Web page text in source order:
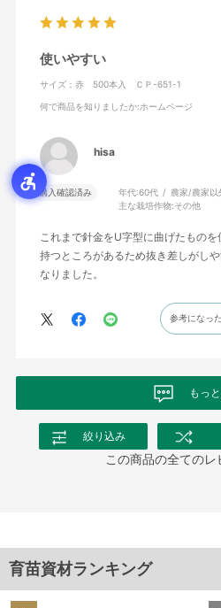
使いやすい
サイズ：赤 500本入 ＣＰ-651-1
何で商品を知りましたか:ホームページ
hisa
購入確認済み 年代:60代 農家/農家以
主な栽培作物:その他
これまで針金をU字型に曲げたもの
持つところがあるため抜き差しがし
なりました。
参考になった
もっ
絞り込み
この商品の全てのレ
育苗資材ランキング